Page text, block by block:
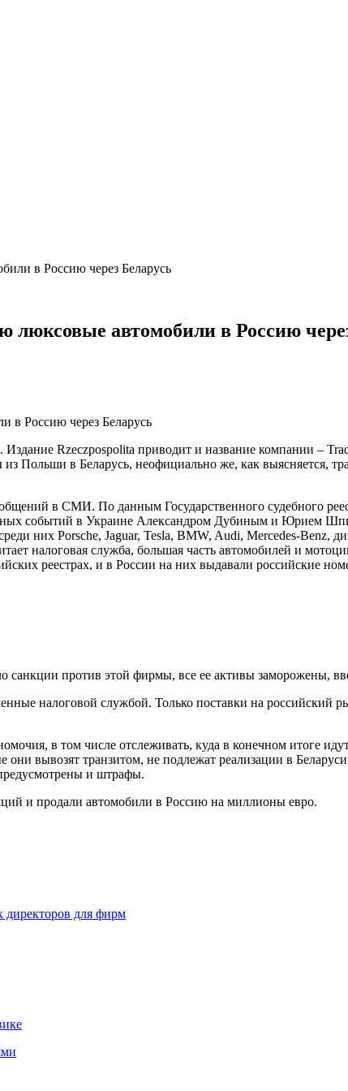
в Россию через Беларусь
автомобили в Россию
Rzeczpospolita приводит и название компании –
Польши в Беларусь, неофициально же, как выясняется,
в СМИ. По данным Государственного судебного
событий в Украине Александром Дубиным и Юрием
них Porsche, Jaguar, Tesla, BMW, Audi, Mercedes-Benz,
налоговая служба, большая часть автомобилей и
реестрах, и в России на них выдавали российские
против этой фирмы, все ее активы заморожены,
налоговой службой. Только поставки на российский
в том числе отслеживать, куда в конечном итоге
вывозят транзитом, не подлежат реализации в
и штрафы.
и продали автомобили в Россию на миллионы евро.
директоров для фирм